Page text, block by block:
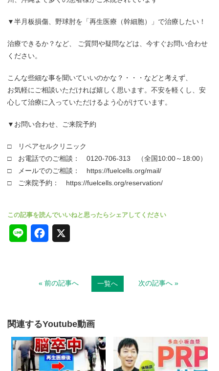
▼半月板損傷、野球肘を「再生医療（幹細胞）」で治療したい！
治療できるか？など、 ご質問や疑問などは、今すぐお問い合わせ
ください。
こんな些細な事を聞いていいのかな？・・・などと考えず、
お気軽にご相談いただければ嬉しく思います。不安を軽くし、安
心して治療に入っていただけるよう心がけています。
▼お問い合わせ、ご来院予約
□ リペアセルクリニック
□ お電話でのご相談： 0120-706-313 （全国10:00～18:00）
□ メールでのご相談： https://fuelcells.org/mail/
□ ご来院予約： https://fuelcells.org/reservation/
e
o
o
k
« 前の記事へ 一覧へ 次の記事へ »
関連するYoutube動画